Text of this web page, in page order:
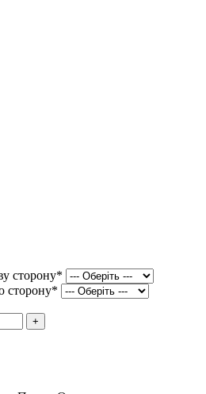
сторону*
сторону*
+